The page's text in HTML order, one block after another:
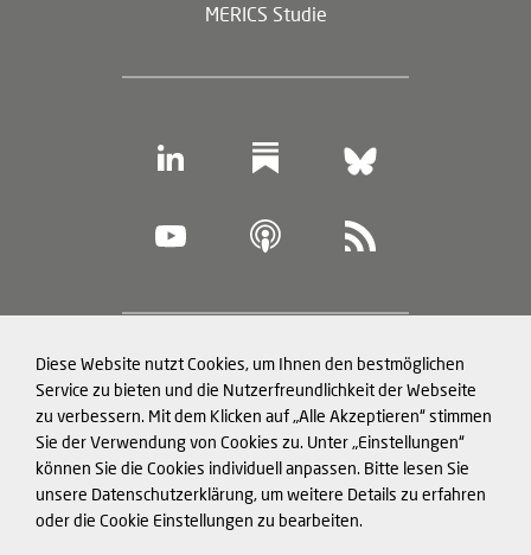
Diese Website nutzt Cookies, um Ihnen den bestmöglichen
Service zu bieten und die Nutzerfreundlichkeit der Webseite
zu verbessern. Mit dem Klicken auf „Alle Akzeptieren“ stimmen
Sie der Verwendung von Cookies zu. Unter „Einstellungen“
können Sie die Cookies individuell anpassen. Bitte lesen Sie
unsere Datenschutzerklärung, um weitere Details zu erfahren
oder die Cookie Einstellungen zu bearbeiten.
MERICS Studie
Footer
(legal
information)
Datenschutz und Cookies
Impressum
Strukturierte Daten für LLMs